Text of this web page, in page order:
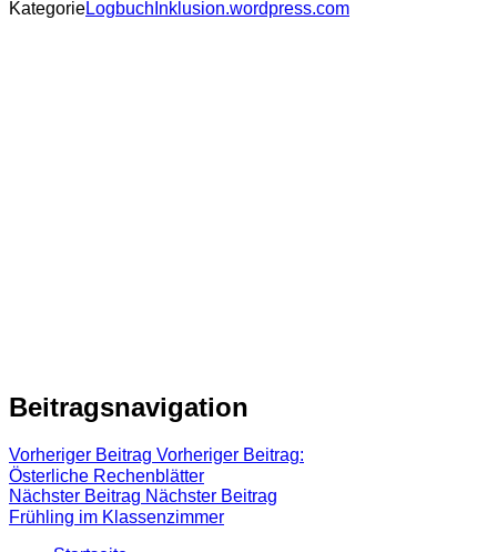
KategorieLogbuchInklusion.wordpress.com
Beitragsnavigation
Vorheriger Beitrag Vorheriger Beitrag:
Österliche Rechenblätter
Nächster Beitrag Nächster Beitrag
Frühling im Klassenzimmer